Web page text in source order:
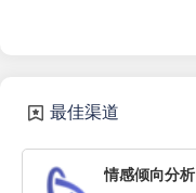
最佳渠道
情感倾向分析